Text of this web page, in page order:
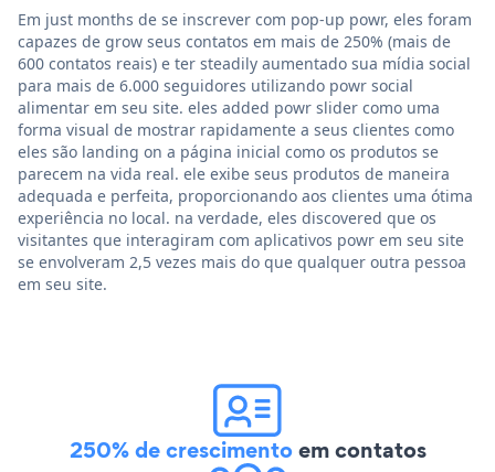
Em just months de se inscrever com pop-up powr, eles foram
capazes de grow seus contatos em mais de 250% (mais de
600 contatos reais) e ter steadily aumentado sua mídia social
para mais de 6.000 seguidores utilizando powr social
alimentar em seu site. eles added powr slider como uma
forma visual de mostrar rapidamente a seus clientes como
eles são landing on a página inicial como os produtos se
parecem na vida real. ele exibe seus produtos de maneira
adequada e perfeita, proporcionando aos clientes uma ótima
experiência no local. na verdade, eles discovered que os
visitantes que interagiram com aplicativos powr em seu site
se envolveram 2,5 vezes mais do que qualquer outra pessoa
em seu site.
250% de crescimentoem contatos